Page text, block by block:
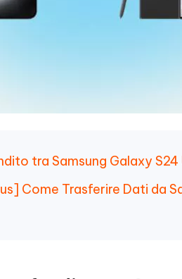
tra Samsung Galaxy S24
Come Trasferire Dati da